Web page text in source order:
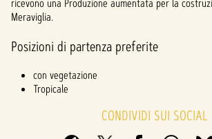
ricevono una Produzione aumentata per la
Meraviglia.
Posizioni di partenza preferite
con vegetazione
Tropicale
CONDIVIDI SUI SOCIAL